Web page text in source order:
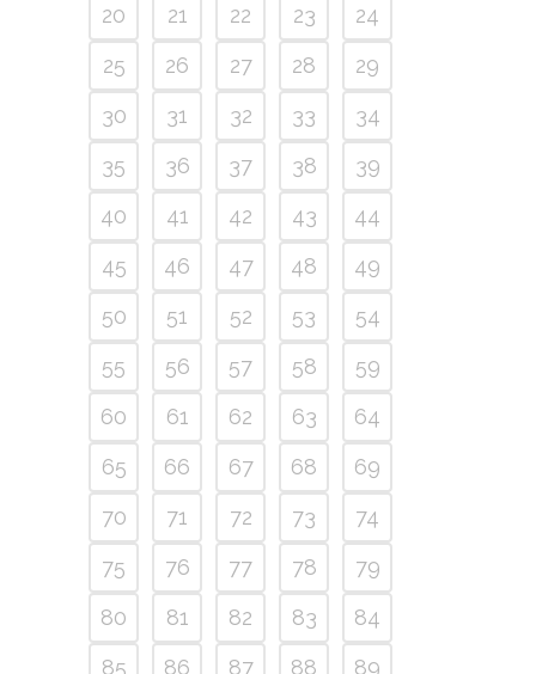
20
21 22 23
24
25
26 27 28
29
30
31 32 33
34
35
36 37 38
39
40
41 42 43
44
45
46 47 48
49
50
51 52 53
54
55
56 57 58
59
60
61 62 63
64
65
66 67 68
69
70
71 72 73
74
75
76 77 78
79
80
81 82 83
84
85
86 87 88
89